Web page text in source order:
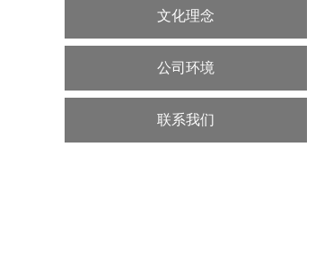
文化理念
公司环境
联系我们